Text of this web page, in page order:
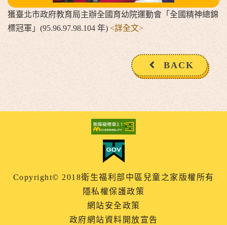
獲臺北市政府教育局主辦全國育幼院運動會「全國精神總錦
標冠軍」(95.96.97.98.104 年) <詳全文>
BACK
Copyright© 2018衛生福利部中區兒童之家版權所有
隱私權保護政策
網站安全政策
政府網站資料開放宣告